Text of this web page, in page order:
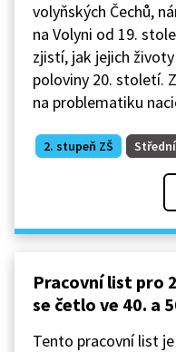
volyňských Čechů,
na Volyni od 19.
zjistí, jak jejich
poloviny 20. století.
na problematiku
2. stupeň ZŠ
Pracovní list pro
se četlo ve 40. a
Tento pracovní list